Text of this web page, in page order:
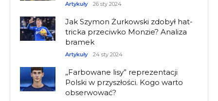
Artykuły 26 sty 2024
Jak Szymon Żurkowski zdobył hat-
tricka przeciwko Monzie? Analiza
bramek
Artykuły 24 sty 2024
„Farbowane lisy” reprezentacji
Polski w przyszłości. Kogo warto
obserwować?